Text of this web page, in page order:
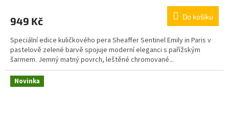
949 Kč Do košíku
Speciální edice kuličkového pera Sheaffer Sentinel Emily in Paris v
pastelově zelené barvě spojuje moderní eleganci s pařížským
šarmem. Jemný matný povrch, leštěné chromované...
Novinka